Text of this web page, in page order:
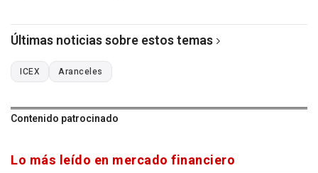
Últimas noticias sobre estos temas
ICEX Aranceles
Contenido patrocinado
Lo más leído en mercado financiero